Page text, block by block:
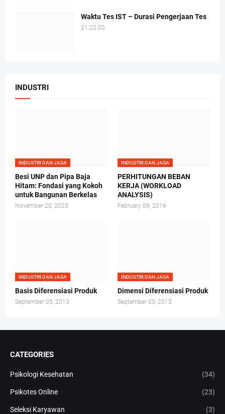
Waktu Tes IST – Durasi Pengerjaan Tes
21.20.00
INDUSTRI
INDUSTRI DAN JASA
Besi UNP dan Pipa Baja
Hitam: Fondasi yang Kokoh
untuk Bangunan Berkelas
November 20, 2023
INDUSTRI DAN JASA
PERHITUNGAN BEBAN
KERJA (WORKLOAD
ANALYSIS)
February 09, 2016
INDUSTRI DAN JASA
Basis Diferensiasi Produk
September 05, 2013
INDUSTRI DAN JASA
Dimensi Diferensiasi Produk
September 05, 2013
CATEGORIES
Psikologi Kesehatan (34)
Psikotes Online (23)
Seleksi Karyawan (3)